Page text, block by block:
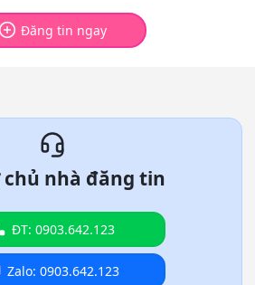
Đăng tin ngay
nhà đăng tin
ĐT: 0903.642.123
Zalo: 0903.642.123